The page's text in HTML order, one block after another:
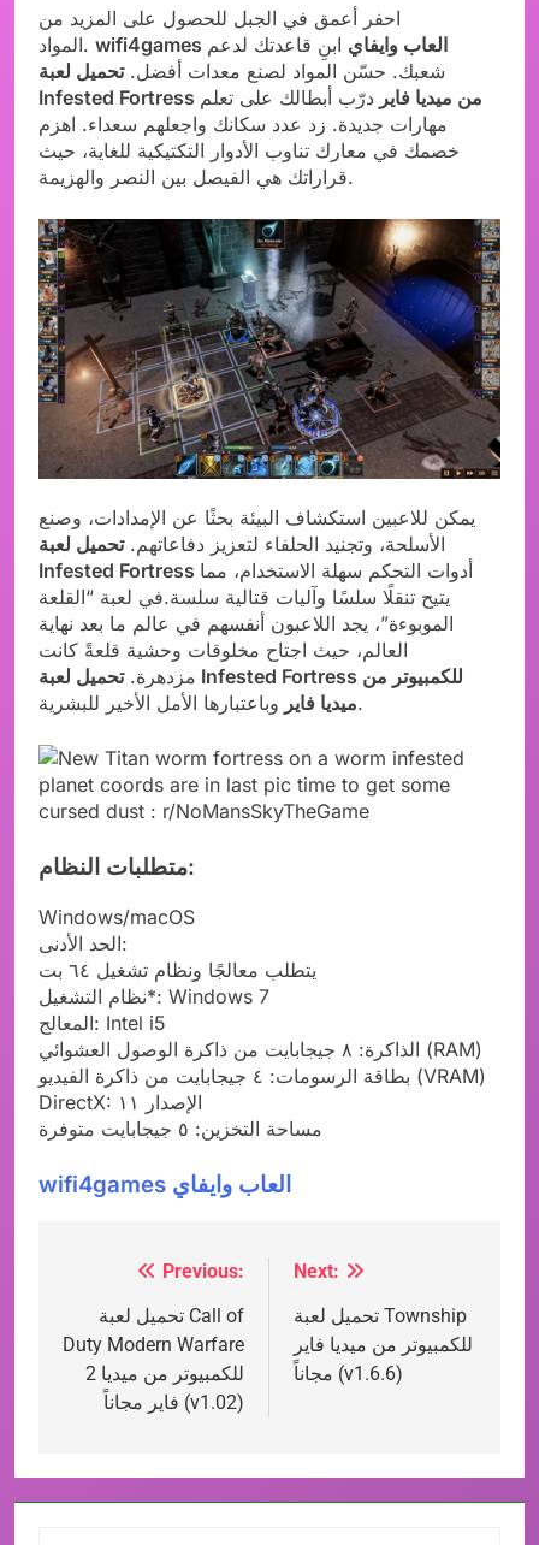
احفر أعمق في الجبل للحصول على المزيد من
المواد.
wifi4games العاب وايفاي ابنِ قاعدتك لدعم
شعبك. حسّن المواد لصنع معدات أفضل.تحميل لعبة
Infested Fortress من ميديا فاير درّب أبطالك على تعلم
مهارات جديدة. زد عدد سكانك واجعلهم سعداء. اهزم
خصمك في معارك تناوب الأدوار التكتيكية للغاية، حيث
قراراتك هي الفيصل بين النصر والهزيمة.
يمكن للاعبين استكشاف البيئة بحثًا عن الإمدادات، وصنع
الأسلحة، وتجنيد الحلفاء لتعزيز دفاعاتهم.تحميل لعبة
Infested Fortress أدوات التحكم سهلة الاستخدام، مما
يتيح تنقلًا سلسًا وآليات قتالية سلسة.في لعبة “القلعة
الموبوءة”، يجد اللاعبون أنفسهم في عالم ما بعد نهاية
العالم، حيث اجتاح مخلوقات وحشية قلعةً كانت
مزدهرة.تحميل لعبة Infested Fortress للكمبيوتر من
ميديا فايروباعتبارها الأمل الأخير للبشرية.
متطلبات النظام:
Windows/macOS
الحد الأدنى:
يتطلب معالجًا ونظام تشغيل ٦٤ بت
نظام التشغيل*: Windows 7
المعالج: Intel i5
الذاكرة: ٨ جيجابايت من ذاكرة الوصول العشوائي (RAM)
بطاقة الرسومات: ٤ جيجابايت من ذاكرة الفيديو (VRAM)
DirectX: الإصدار ١١
مساحة التخزين: ٥ جيجابايت متوفرة
wifi4games العاب وايفاي
navigation
Previous:
تحميل لعبة Call of
Duty Modern Warfare
2 للكمبيوتر من ميديا
فاير مجاناً (v1.02)
Next:
تحميل لعبة Township
للكمبيوتر من ميديا فاير
مجاناً (v1.6.6)